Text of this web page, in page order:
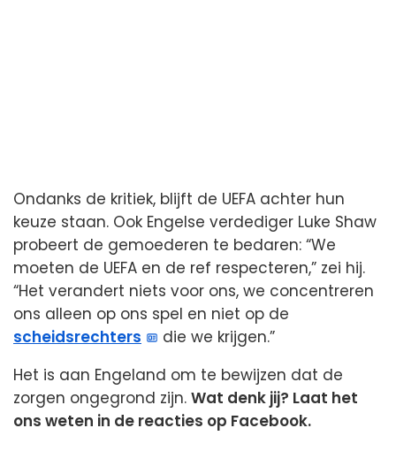
Ondanks de kritiek, blijft de UEFA achter hun
keuze staan. Ook Engelse verdediger Luke Shaw
probeert de gemoederen te bedaren: “We
moeten de UEFA en de ref respecteren,” zei hij.
“Het verandert niets voor ons, we concentreren
ons alleen op ons spel en niet op de
scheidsrechters
die we krijgen.”
Het is aan Engeland om te bewijzen dat de
zorgen ongegrond zijn. Wat denk jij? Laat het
ons weten in de reacties op Facebook.